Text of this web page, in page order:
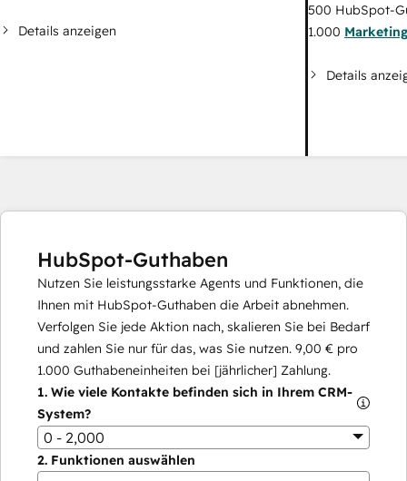
Details anzeigen
500 HubSpot-
1.000
Details
HubSpot-Guthaben
Nutzen Sie leistungsstarke Agents und Funktionen, die
Ihnen mit HubSpot-Guthaben die Arbeit abnehmen.
Verfolgen Sie jede Aktion nach, skalieren Sie bei Bedarf
und zahlen Sie nur für das, was Sie nutzen. 9,00 € pro
1.000 Guthabeneinheiten bei [jährlicher] Zahlung.
1. Wie viele Kontakte befinden sich in Ihrem CRM-
System?
0 - 2,000
2. Funktionen auswählen